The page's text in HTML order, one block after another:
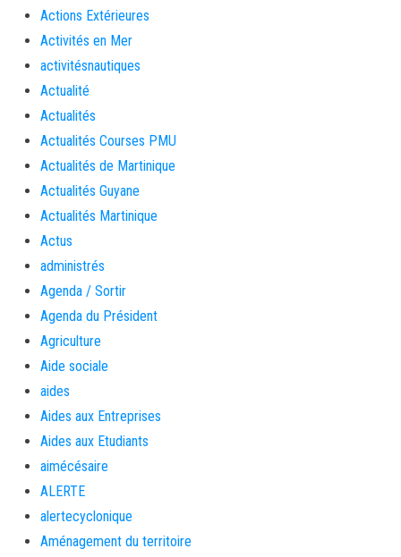
Actions Extérieures
Activités en Mer
activitésnautiques
Actualité
Actualités
Actualités Courses PMU
Actualités de Martinique
Actualités Guyane
Actualités Martinique
Actus
administrés
Agenda / Sortir
Agenda du Président
Agriculture
Aide sociale
aides
Aides aux Entreprises
Aides aux Etudiants
aimécésaire
ALERTE
alertecyclonique
Aménagement du territoire